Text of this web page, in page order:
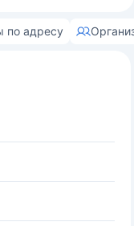
по адресу